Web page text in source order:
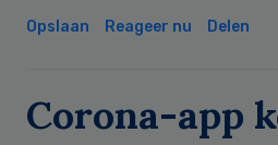
Opslaan Reageer nu Delen
Corona-app